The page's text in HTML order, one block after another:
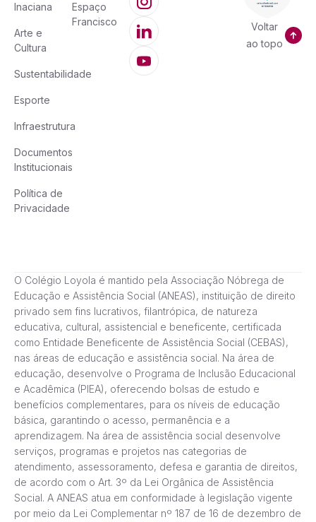
Inaciana
Arte e
Cultura
Sustentabilidade
Esporte
Infraestrutura
Documentos
Institucionais
Política de
Privacidade
Espaço
Francisco
Voltar
ao topo
O Colégio Loyola é mantido pela Associação Nóbrega de
Educação e Assistência Social (ANEAS), instituição de direito
privado sem fins lucrativos, filantrópica, de natureza
educativa, cultural, assistencial e beneficente, certificada
como Entidade Beneficente de Assistência Social (CEBAS),
nas áreas de educação e assistência social. Na área de
educação, desenvolve o Programa de Inclusão Educacional
e Acadêmica (PIEA), oferecendo bolsas de estudo e
benefícios complementares, para os níveis de educação
básica, garantindo o acesso, permanência e a
aprendizagem. Na área de assistência social desenvolve
serviços, programas e projetos nas categorias de
atendimento, assessoramento, defesa e garantia de direitos,
de acordo com o Art. 3º da Lei Orgânica de Assistência
Social. A ANEAS atua em conformidade à legislação vigente
por meio da Lei Complementar nº 187 de 16 de dezembro de